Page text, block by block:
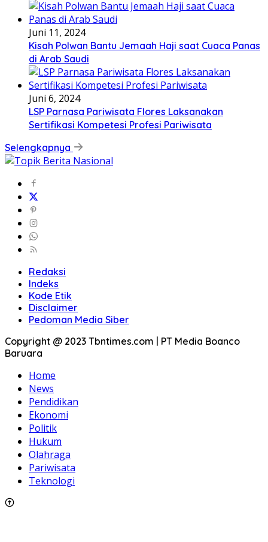
Juni 11, 2024
Kisah Polwan Bantu Jemaah Haji saat Cuaca Panas
di Arab Saudi
Juni 6, 2024
LSP Parnasa Pariwisata Flores Laksanakan
Sertifikasi Kompetesi Profesi Pariwisata
Selengkapnya
Redaksi
Indeks
Kode Etik
Disclaimer
Pedoman Media Siber
Copyright @ 2023 Tbntimes.com | PT Media Boanco
Baruara
Home
News
Pendidikan
Ekonomi
Politik
Hukum
Olahraga
Pariwisata
Teknologi